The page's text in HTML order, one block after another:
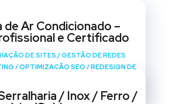
de Ar Condicionado –
e Certificado
DE SITES /GESTÃO DE REDES
/OPTIMIZAÇÃO SEO /REDESIGN DE
/ Inox / Ferro /